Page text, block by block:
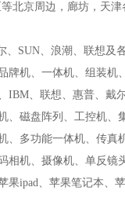
北京周边，廊坊，天津
SUN、浪潮、联想及
机、一体机、组装机
、联想、惠普、戴
磁盘阵列、工控机、
多功能一体机、传真
机、摄像机、单反镜
ipad、苹果笔记本、苹